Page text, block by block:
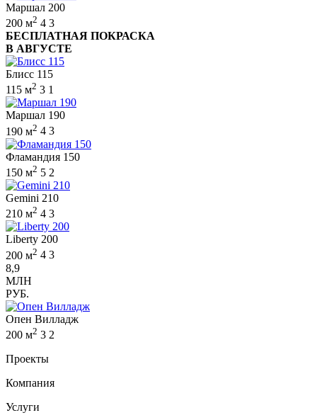
Маршал 200
200 м2 4 3
БЕСПЛАТНАЯ ПОКРАСКА
В АВГУСТЕ
Блисс 115
115 м2 3 1
Маршал 190
190 м2 4 3
Фламандия 150
150 м2 5 2
Gemini 210
210 м2 4 3
Liberty 200
200 м2 4 3
8,9
МЛН
РУБ.
Опен Вилладж
200 м2 3 2
Проекты
Компания
Услуги